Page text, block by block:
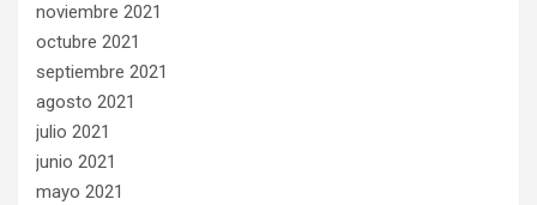
noviembre 2021
octubre 2021
septiembre 2021
agosto 2021
julio 2021
junio 2021
mayo 2021